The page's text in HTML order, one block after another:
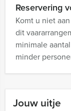
Jouw uitje
Reservering
Komt u niet
dit
minimale
minder